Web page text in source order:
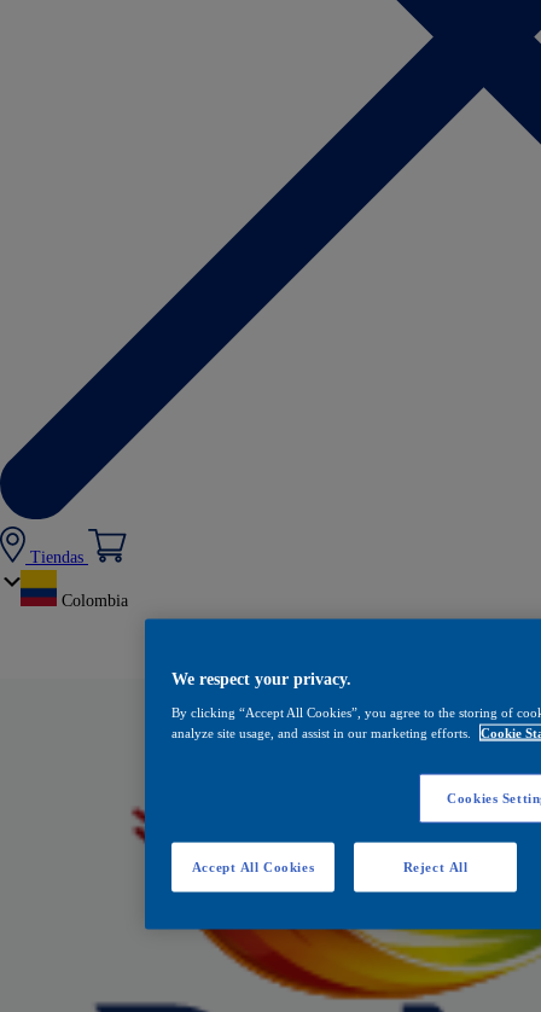
Tiendas
Colombia
We respect your privacy.
By clicking “Accept All Cookies”, you agree to the storing of
analyze site usage, and assist in our marketing efforts.
Cookie
Cookies
Reject All
Accept All Cookies